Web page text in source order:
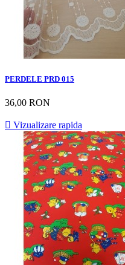
PERDELE PRD 015
36,00 RON
 Vizualizare rapida